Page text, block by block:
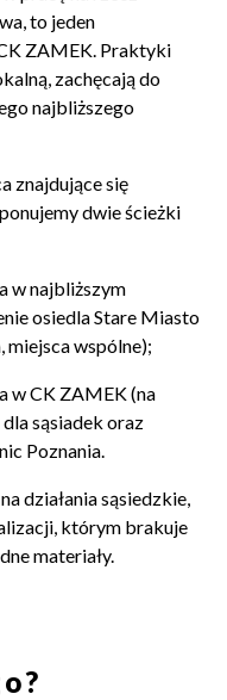
to jeden
ZAMEK. Praktyki
zachęcają do
najbliższego
znajdujące się
dwie ścieżki
w najbliższym
osiedla Stare Miasto
wspólne);
w CK ZAMEK (na
sąsiadek oraz
Poznania.
działania sąsiedzkie,
którym brakuje
materiały.